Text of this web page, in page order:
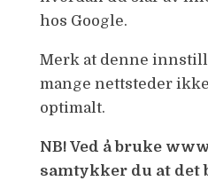
hos Google.
Merk at denne
mange nettsteder
optimalt.
NB! Ved å bruke
samtykker du at det